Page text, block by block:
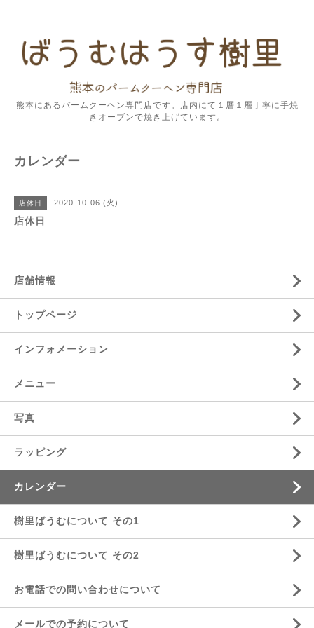
熊本にあるバームクーヘン専門店です。店内にて１層１層丁寧に手焼
きオーブンで焼き上げています。
カレンダー
店休日 2020-10-06 (火)
店休日
店舗情報
トップページ
インフォメーション
メニュー
写真
ラッピング
カレンダー
樹里ばうむについて その1
樹里ばうむについて その2
お電話での問い合わせについて
メールでの予約について